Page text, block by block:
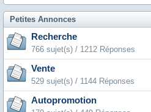
Petites Annonces
Recherche
766 sujet(s) / 1212 Réponses
Vente
529 sujet(s) / 1144 Réponses
Autopromotion